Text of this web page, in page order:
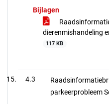
Bijlagen
dierenmishandeling
117 KB
4.3
parkeerprobleem